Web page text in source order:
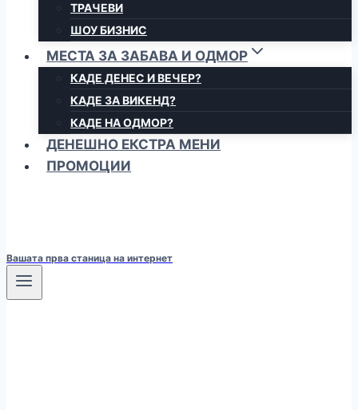
ТРАЧЕВИ
ШОУ БИЗНИС
МЕСТА ЗА ЗАБАВА И ОДМОР
КАДЕ ДЕНЕС И ВЕЧЕР?
КАДЕ ЗА ВИКЕНД?
КАДЕ НА ОДМОР?
ДЕНЕШНО ЕКСТРА МЕНИ
ПРОМОЦИИ
Вашата прва станица на интернет